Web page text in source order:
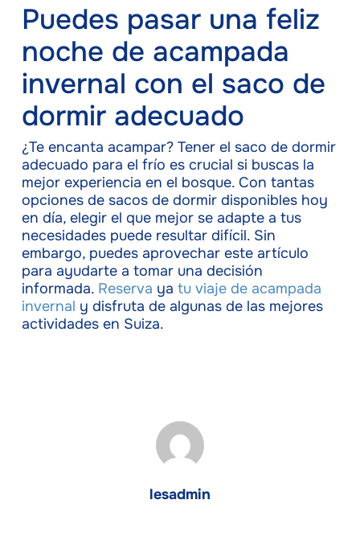
Puedes pasar una feliz
noche de acampada
invernal con el saco de
dormir adecuado
¿Te encanta acampar? Tener el saco de dormir
adecuado para el frío es crucial si buscas la
mejor experiencia en el bosque. Con tantas
opciones de sacos de dormir disponibles hoy
en día, elegir el que mejor se adapte a tus
necesidades puede resultar difícil. Sin
embargo, puedes aprovechar este artículo
para ayudarte a tomar una decisión
informada. Reserva ya tu viaje de acampada
invernal y disfruta de algunas de las mejores
actividades en Suiza.
lesadmin